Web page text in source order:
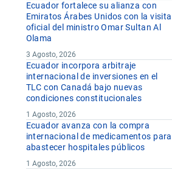
Ecuador fortalece su alianza con
Emiratos Árabes Unidos con la visita
oficial del ministro Omar Sultan Al
Olama
3 Agosto, 2026
Ecuador incorpora arbitraje
internacional de inversiones en el
TLC con Canadá bajo nuevas
condiciones constitucionales
1 Agosto, 2026
Ecuador avanza con la compra
internacional de medicamentos para
abastecer hospitales públicos
1 Agosto, 2026